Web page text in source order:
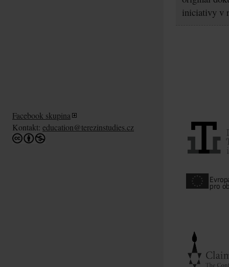
iniciativy v
Facebook skupina
Kontakt: education@terezinstudies.cz